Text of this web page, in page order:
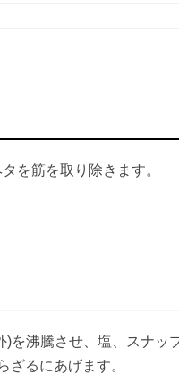
を筋を取り除きます。
)を沸騰させ、塩、スナッ
ざるにあげます。